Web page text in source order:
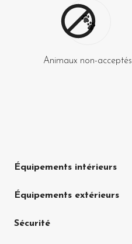
Animaux non-acceptés
Équipements intérieurs
Équipements extérieurs
Sécurité